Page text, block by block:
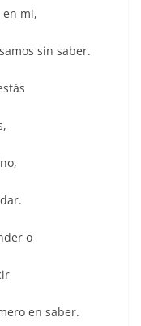
mi,
sin saber.
o
en saber.